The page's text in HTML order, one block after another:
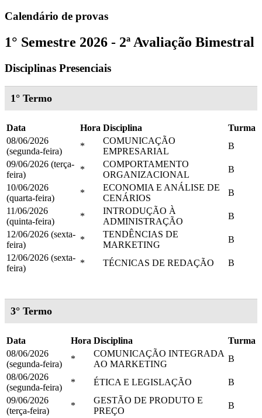
Calendário de provas
1° Semestre 2026 - 2ª Avaliação Bimestral
Disciplinas Presenciais
1° Termo
Data Hora Disciplina
Turma
08/06/2026
(segunda-feira)
*
COMUNICAÇÃO
EMPRESARIAL
B
09/06/2026 (terça-
feira)
*
COMPORTAMENTO
ORGANIZACIONAL
B
10/06/2026
(quarta-feira)
*
ECONOMIA E ANÁLISE DE
CENÁRIOS
B
11/06/2026
(quinta-feira)
*
INTRODUÇÃO À
ADMINISTRAÇÃO
B
12/06/2026 (sexta-
feira)
*
TENDÊNCIAS DE
MARKETING
B
12/06/2026 (sexta-
feira)
* TÉCNICAS DE REDAÇÃO B
3° Termo
Data Hora Disciplina
Turma
08/06/2026
(segunda-feira)
*
COMUNICAÇÃO INTEGRADA
AO MARKETING
B
08/06/2026
(segunda-feira)
* ÉTICA E LEGISLAÇÃO
B
09/06/2026
(terça-feira)
*
GESTÃO DE PRODUTO E
PREÇO
B